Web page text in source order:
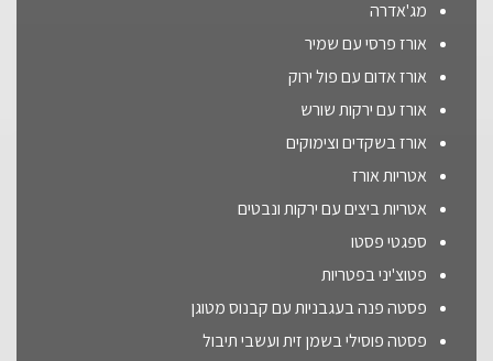
מג'אדרה
אורז פרסי עם שמיר
אורז אדום עם פול ירוק
אורז עם ירקות שורש
אורז בשקדים וצימוקים
אטריות אורז
אטריות ביצים עם ירקות ונבטים
ספגטי פסטו
פטוצ'יני בפטריות
פסטה פנה בעגבניות עם קבנוס מטוגן
פסטה פוסילי בשמן זית ועשבי תיבול